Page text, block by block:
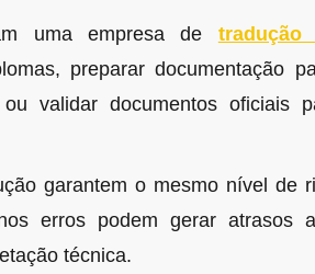
uma empresa de tradução
preparar documentação
validar documentos oficiais
garantem o mesmo nível de
erros podem gerar atrasos
técnica.